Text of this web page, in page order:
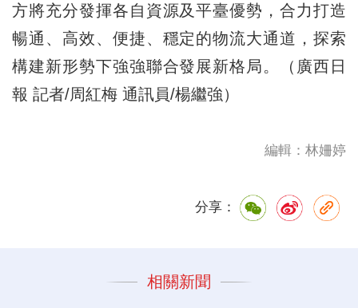
方將充分發揮各自資源及平臺優勢，合力打造
暢通、高效、便捷、穩定的物流大通道，探索
構建新形勢下強強聯合發展新格局。（廣西日
報 記者/周紅梅 通訊員/楊繼強）
編輯：林姍婷
分享：
相關新聞